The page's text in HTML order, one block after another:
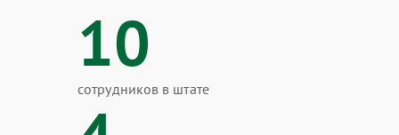
10
сотрудников в штате